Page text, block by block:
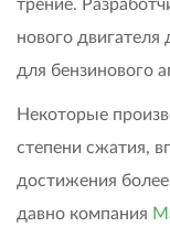
трение.
нового
для бензинового
Некоторые
степени сжатия,
достижения
давно компания